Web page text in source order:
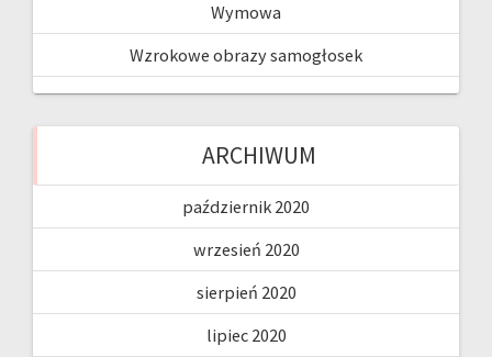
Wymowa
Wzrokowe obrazy samogłosek
ARCHIWUM
październik 2020
wrzesień 2020
sierpień 2020
lipiec 2020